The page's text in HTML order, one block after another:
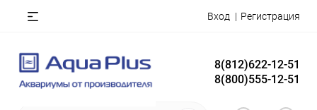
Вход Регистрация
8(812)622-12-51
8(800)555-12-51